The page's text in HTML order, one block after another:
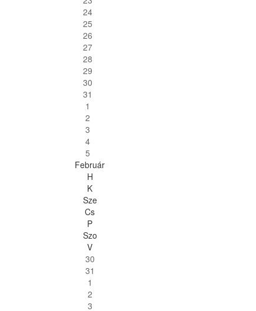
24
25
26
27
28
29
30
31
1
2
3
4
5
Február
H
K
Sze
Cs
P
Szo
V
30
31
1
2
3